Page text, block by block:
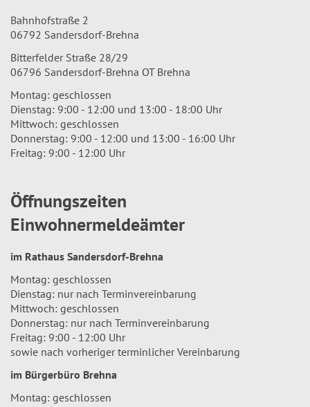
Bahnhofstraße 2
06792 Sandersdorf-Brehna
Bitterfelder Straße 28/29
06796 Sandersdorf-Brehna OT Brehna
Montag: geschlossen
Dienstag: 9:00 - 12:00 und 13:00 - 18:00 Uhr
Mittwoch: geschlossen
Donnerstag: 9:00 - 12:00 und 13:00 - 16:00 Uhr
Freitag: 9:00 - 12:00 Uhr
Öffnungszeiten
Einwohnermeldeämter
im Rathaus Sandersdorf-Brehna
Montag: geschlossen
Dienstag: nur nach Terminvereinbarung
Mittwoch: geschlossen
Donnerstag: nur nach Terminvereinbarung
Freitag: 9:00 - 12:00 Uhr
sowie nach vorheriger terminlicher Vereinbarung
im Bürgerbüro Brehna
Montag: geschlossen